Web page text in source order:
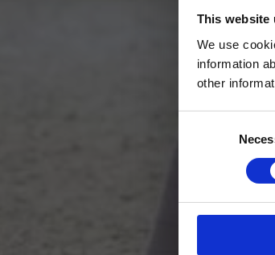
This website
We use
information
other